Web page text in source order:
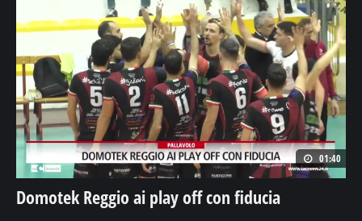
01:40
Domotek Reggio ai play off con fiducia